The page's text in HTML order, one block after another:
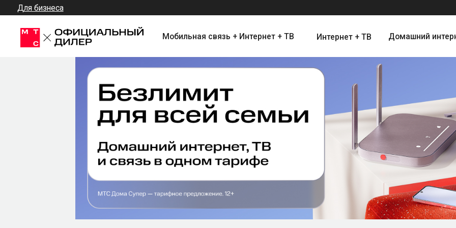
Мобильная связь + Интернет + ТВ Интернет + ТВ Домашний интернет
Для бизнеса
Подключите Домашний Интернет и Цифровое